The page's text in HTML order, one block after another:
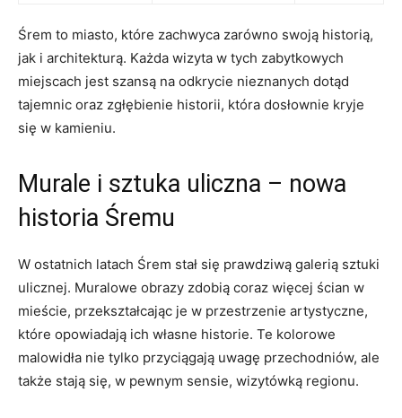
Śrem to ‌miasto, które zachwyca zarówno ⁤swoją historią,
jak ⁣i architekturą. Każda⁣ wizyta w​ tych ​zabytkowych
miejscach jest szansą na odkrycie nieznanych dotąd
tajemnic oraz zgłębienie ⁣historii, która ​dosłownie kryje
się w kamieniu.
Murale i sztuka uliczna⁤ – nowa
historia Śremu
W ostatnich latach Śrem stał się prawdziwą‍ galerią sztuki
ulicznej. Muralowe obrazy zdobią⁣ coraz więcej⁤ ścian w
mieście, przekształcając je w przestrzenie artystyczne,
które ​opowiadają ich własne historie. Te kolorowe
malowidła nie tylko przyciągają uwagę przechodniów, ‍ale
także ⁤stają się,⁢ w pewnym sensie, wizytówką regionu.